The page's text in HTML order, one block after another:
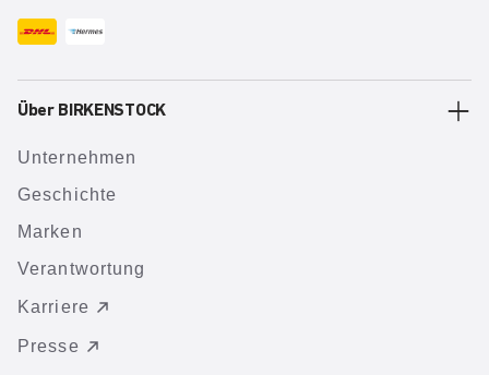
Über BIRKENSTOCK
Unternehmen
Geschichte
Marken
Verantwortung
Karriere
Presse